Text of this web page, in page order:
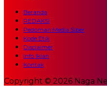
Beranda
REDAKSI
Pedoman Media Siber
Kode Etik
Disclaimer
Info Iklan
Kontak
Copyright © 2026 Naga